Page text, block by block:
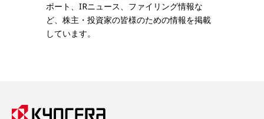
ポート、IRニュース、ファイリング情報な
ど、株主・投資家の皆様のための情報を掲載
しています。